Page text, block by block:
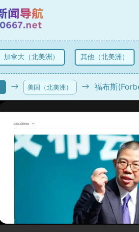
加拿大（北美洲） 其他（北美洲）
美国（北美洲） 福布斯